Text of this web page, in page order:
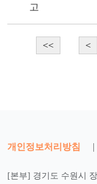
고
<< <
개인정보처리방침 |
[본부] 경기도 수원시